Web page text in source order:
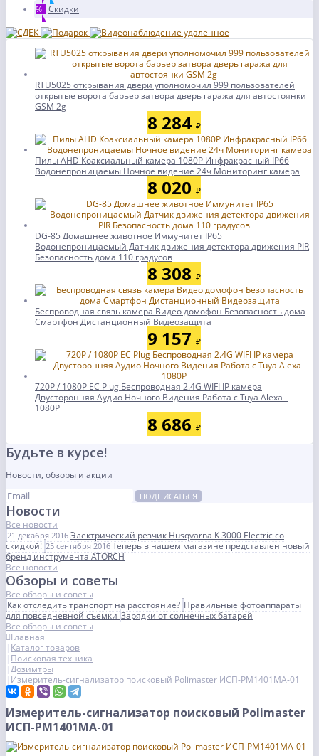
% Скидки
RTU5025 открывания двери уполномочил 999 пользователей
открытые ворота барьер затвора дверь гаража для автостоянки
GSM 2g
8 284 ₽
Пилы AHD Коаксиальный камера 1080P Инфракрасный IP66
Водонепроницаемы Ночное видение 24ч Мониторинг камера
8 020 ₽
DG-85 Домашнее животное Иммунитет IP65
Водонепроницаемый Датчик движения детектора движения PIR
Безопасность дома 110 градусов
8 308 ₽
Беспроводная связь камера Видео домофон Безопасность дома
Смартфон Дистанционный Видеозащита
9 157 ₽
720P / 1080P ЕС Plug Беспроводная 2.4G WIFI IP камера
Двусторонняя Аудио Ночного Видения Работа с Tuya Alexa -
1080P
8 686 ₽
Будьте в курсе!
Новости, обзоры и акции
ПОДПИСАТЬСЯ
Новости
Все новости
21 декабря 2016 Электрический резчик Husqvarna K 3000 Electric со
скидкой! 25 сентября 2016 Теперь в нашем магазине представлен новый
бренд инструмента ATORCH
Все новости
Обзоры и советы
Все обзоры и советы
Как отследить транспорт на расстояние? Правильные фотоаппараты
для повседневной съемкиЗарядки от солнечных батарей
Все обзоры и советы
Главная
Каталог товаров
Поисковая техника
Дозимтры
Измеритель-сигнализатор поисковый Polimaster ИСП-РМ1401МА-01
Измеритель-сигнализатор поисковый Polimaster
ИСП-РМ1401МА-01